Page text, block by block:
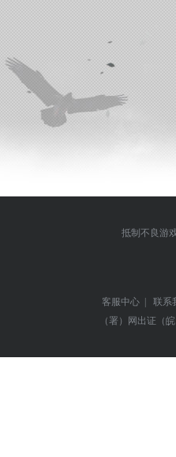
抵制不良游
客服中心 | 联系
（署）网出证（